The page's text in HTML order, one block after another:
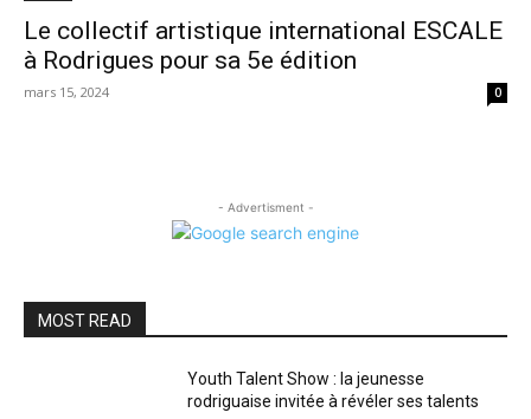
Le collectif artistique international ESCALE
à Rodrigues pour sa 5e édition
mars 15, 2024 0
- Advertisment -
MOST READ
Youth Talent Show : la jeunesse
rodriguaise invitée à révéler ses talents